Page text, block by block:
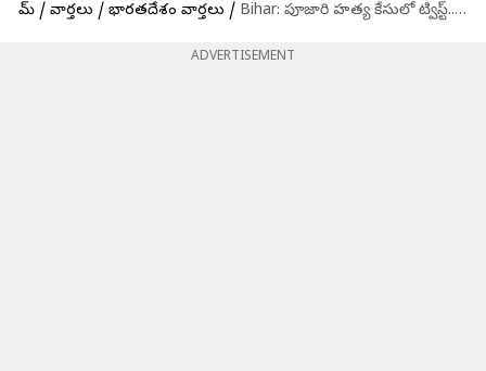
హోమ్ / వార్తలు / భారతదేశం వార్తలు / Bihar: పూజారి హత్య కేసులో ట్విస్ట్.. బలవంతంగా సెక్స్ చేస్తున్నాడని ప్రియురాలే..
ADVERTISEMENT